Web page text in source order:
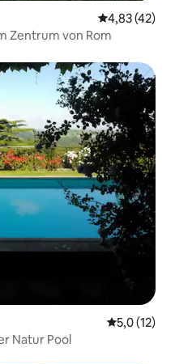
4,83 (42)
Zentrum von Rom
5,0 (12)
Natur Pool